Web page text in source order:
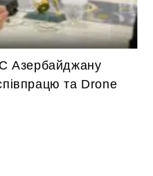
Азербайджану
та Drone